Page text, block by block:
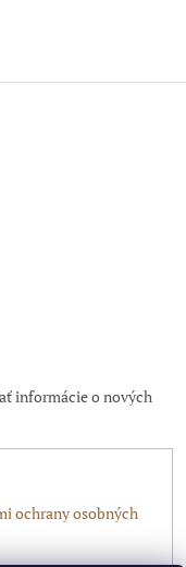
informácie o nových
ochrany osobných